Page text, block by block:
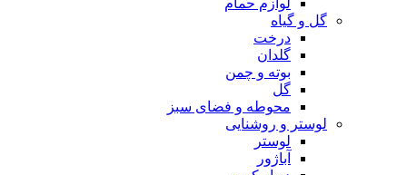
لوازم حمام
گل و گیاه
درخت
گلدان
بوته و چمن
گل
محوطه و فضای سبز
لوستر و روشنایی
لوستر
آباژور